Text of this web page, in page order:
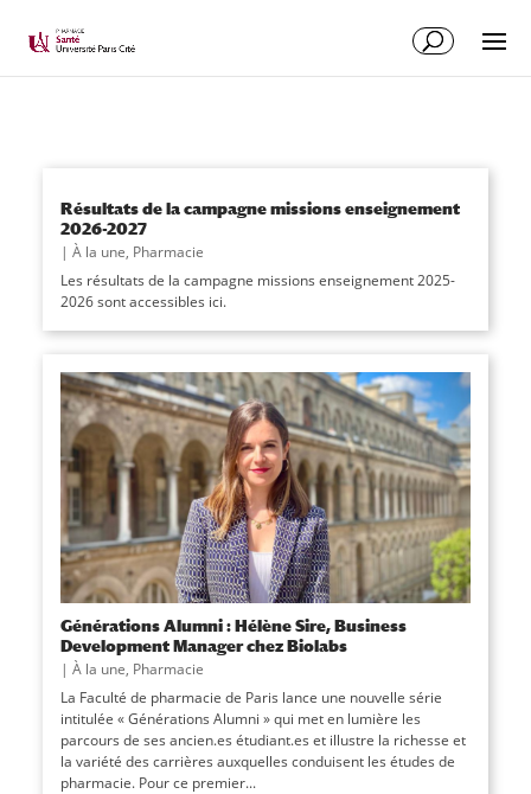
Résultats de la campagne missions enseignement
2026-2027
| À la une, Pharmacie
Les résultats de la campagne missions enseignement 2025-
2026 sont accessibles ici.
Générations Alumni : Hélène Sire, Business
Development Manager chez Biolabs
| À la une, Pharmacie
La Faculté de pharmacie de Paris lance une nouvelle série
intitulée « Générations Alumni » qui met en lumière les
parcours de ses ancien.es étudiant.es et illustre la richesse et
la variété des carrières auxquelles conduisent les études de
pharmacie. Pour ce premier...